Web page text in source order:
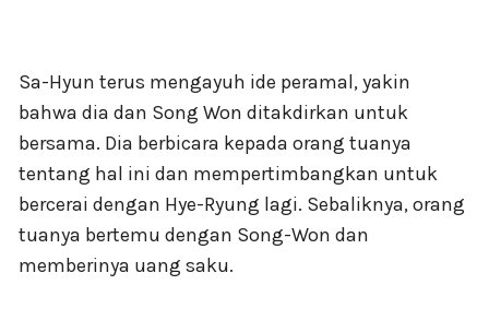
Sa-Hyun terus mengayuh ide peramal, yakin
bahwa dia dan Song Won ditakdirkan untuk
bersama. Dia berbicara kepada orang tuanya
tentang hal ini dan mempertimbangkan untuk
bercerai dengan Hye-Ryung lagi. Sebaliknya, orang
tuanya bertemu dengan Song-Won dan
memberinya uang saku.